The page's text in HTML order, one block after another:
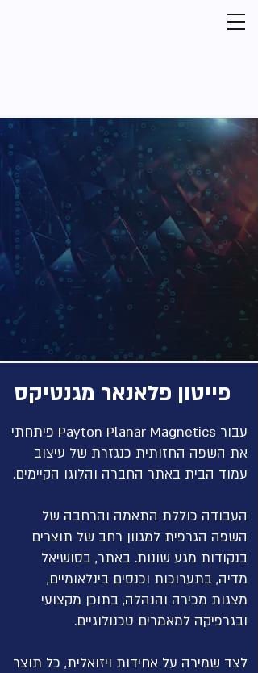
פייטון פלאנאר מגנטיקס
עבור Payton Planar Magnetics פיתחתי
את השפה החזותית כנגזרת של עיצוב
עמוד הבית באתר החברה והלוגו הקיימים.
העבודה כוללת התאמה והרחבה של
השפה הגרפית למגוון רחב של תוצרים
בנקודות מגע שונות. באתר, בסושיאל
מדיה, בתערוכות וכנסים בינלאומיים,
מצגות מכירה והנהלה, בתוכן מקצועי
ובגרפיקה למאמרים טכנולוגיים.
לצד שמירה על אחידות ויזואלית, כל תוצר